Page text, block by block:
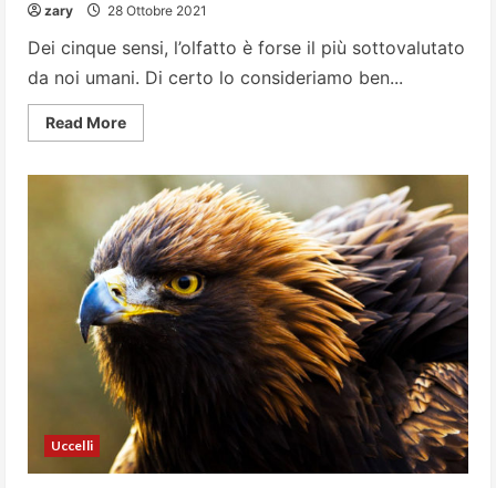
zary 28 Ottobre 2021
Dei cinque sensi, l’olfatto è forse il più sottovalutato
da noi umani. Di certo lo consideriamo ben...
Read MoreRead
more
animali
con
olfatto
da
record
Uccelli